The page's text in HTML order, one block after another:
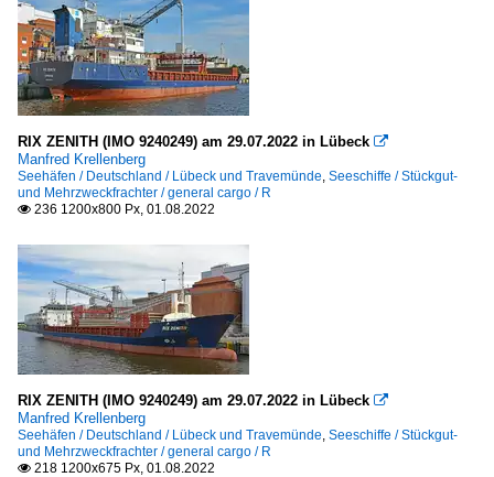
RIX ZENITH (IMO 9240249) am 29.07.2022 in Lübeck 
Manfred Krellenberg
Seehäfen / Deutschland / Lübeck und Travemünde, Seeschiffe / Stückgut-
und Mehrzweckfrachter / general cargo / R
 236 1200x800 Px, 01.08.2022
RIX ZENITH (IMO 9240249) am 29.07.2022 in Lübeck 
Manfred Krellenberg
Seehäfen / Deutschland / Lübeck und Travemünde, Seeschiffe / Stückgut-
und Mehrzweckfrachter / general cargo / R
 218 1200x675 Px, 01.08.2022